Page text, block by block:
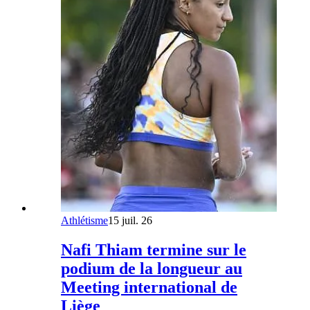
Athlétisme15 juil. 26
Nafi Thiam termine sur le
podium de la longueur au
Meeting international de
Liège